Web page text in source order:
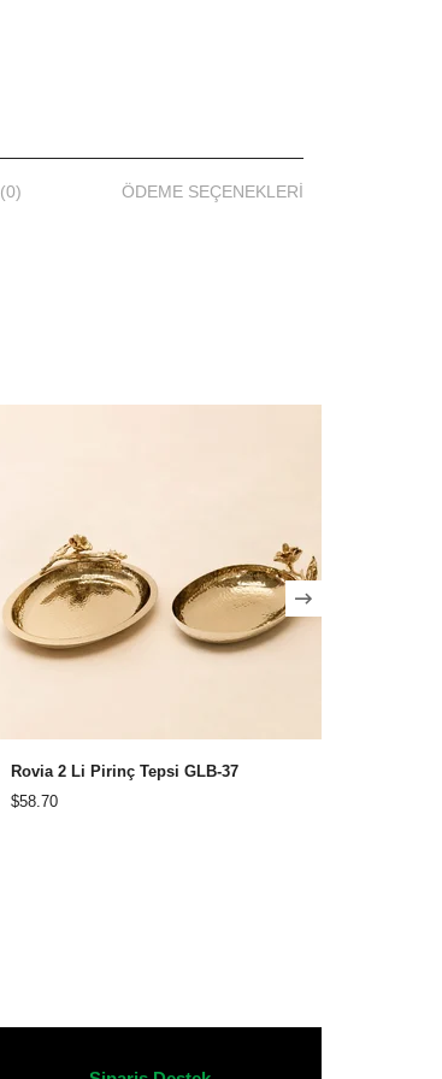
(0) ÖDEME SEÇENEKLERI
Rovia 2 Li Pirinç Tepsi GLB-37
$58.70